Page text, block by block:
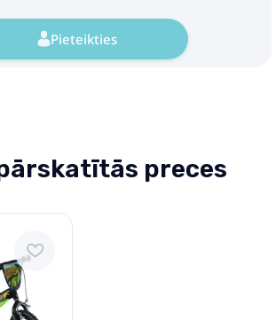
Pieteikties
preces